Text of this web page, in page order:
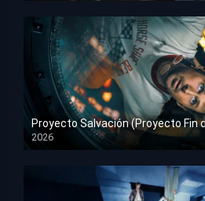
Proyecto Salvación (Proyecto Fin
2026
HD 1080p